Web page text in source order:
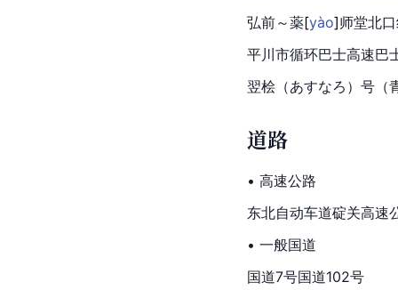
弘前～薬[yào]师堂北
平川市循环巴士高速巴
翌桧（あすなろ）号
道路
• 高速公路
东北自动车道碇关高速
• 一般国道
国道7号国道102号